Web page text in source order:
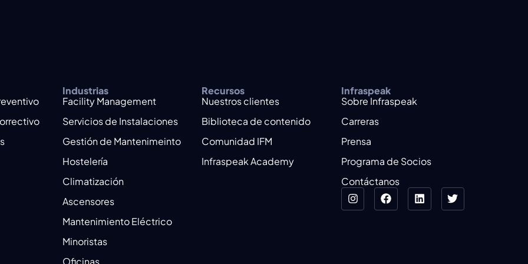
Industrias
Facility Management
Servicios de Instalaciones
Gestión de Mantenimeinto
Hostelería
Climatización
Ascensores
Mantenimiento Eléctrico
Minoristas
Oficinas
Recursos
Nuestros clientes
Biblioteca de contenido
Comunidad IFM
Infraspeak Academy
Infraspeak
Sobre Infraspeak
Carreras
Prensa
Programa de Socios
Contáctanos